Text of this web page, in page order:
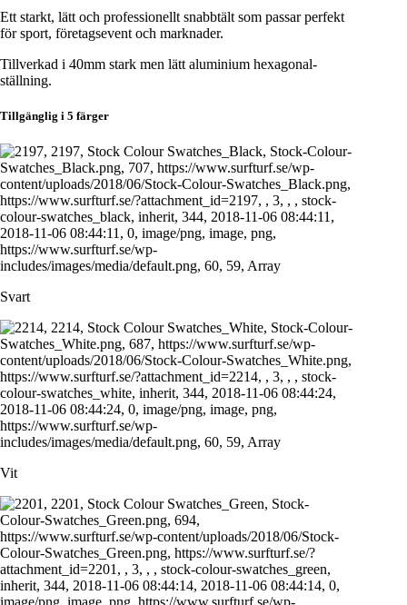
Ett starkt, lätt och professionellt snabbtält som passar perfekt
för sport, företagsevent och marknader.
Tillverkad i 40mm stark men lätt aluminium hexagonal-
ställning.
Tillgänglig i 5 färger
Svart
Vit